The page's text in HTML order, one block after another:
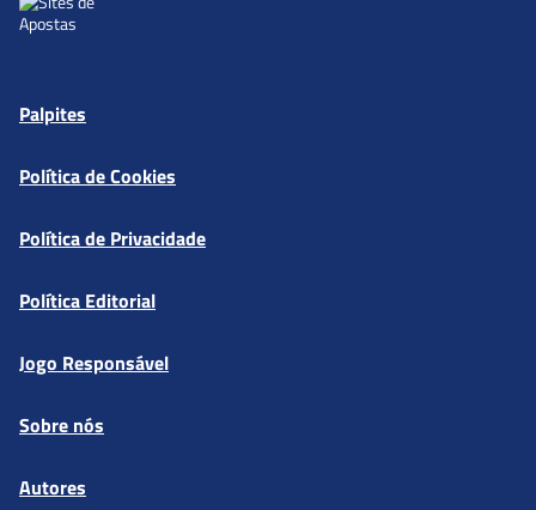
Palpites
Política de Cookies
Política de Privacidade
Política Editorial
Jogo Responsável
Sobre nós
Autores